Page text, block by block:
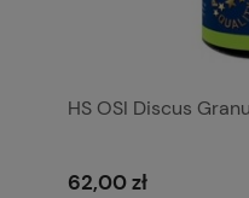
HS OSI Discus
62,00 zł